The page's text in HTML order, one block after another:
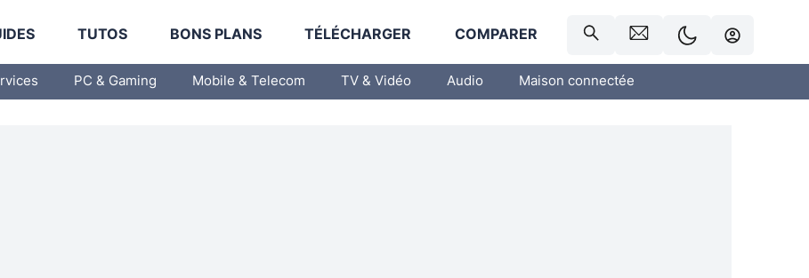
TUTOS BONS PLANS TÉLÉCHARGER COMPARER
PC & Gaming Mobile & Telecom TV & Vidéo Audio Maison connectée